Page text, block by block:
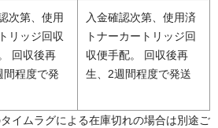
次第、使用
リッジ回収
回収後再
間程度で発
入金確認次第、使用済
トナーカートリッジ回
収便手配。 回収後再
生、2週間程度で発送
イムラグによる在庫切れの場合は別途ご